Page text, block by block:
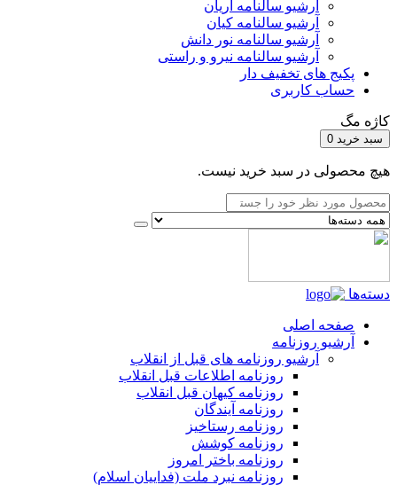
آرشیو سالنامه آریان
آرشیو سالنامه کیان
آرشیو سالنامه نور دانش
آرشیو سالنامه نیرو و راستی
پکیج های تخفیف دار
حساب کاربری
کاژه مگ
سبد خرید 0
هیچ محصولی در سبد خرید نیست.
دسته‌ها
صفحه اصلی
آرشیو روزنامه
آرشیو روزنامه های قبل از انقلاب
روزنامه اطلاعات قبل انقلاب
روزنامه کیهان قبل انقلاب
روزنامه آیندگان
روزنامه رستاخیز
روزنامه کوشش
روزنامه باختر امروز
روزنامه نبرد ملت (فداییان اسلام)